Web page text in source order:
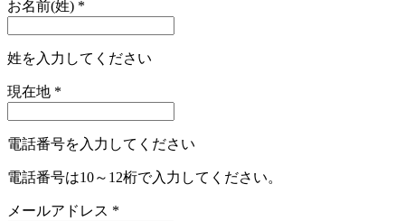
お名前(姓) *
姓を入力してください
現在地 *
電話番号を入力してください
電話番号は10～12桁で入力してください。
メールアドレス *